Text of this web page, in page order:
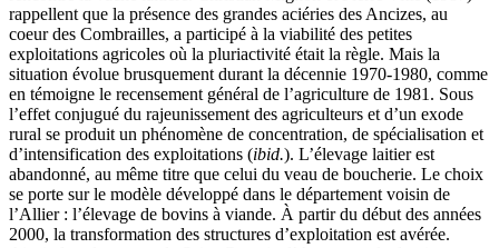
rappellent que la présence des grandes aciéries des Ancizes, au
coeur des Combrailles, a participé à la viabilité des petites
exploitations agricoles où la pluriactivité était la règle. Mais la
situation évolue brusquement durant la décennie 1970-1980, comme
en témoigne le recensement général de l’agriculture de 1981. Sous
l’effet conjugué du rajeunissement des agriculteurs et d’un exode
rural se produit un phénomène de concentration, de spécialisation et
d’intensification des exploitations (ibid.). L’élevage laitier est
abandonné, au même titre que celui du veau de boucherie. Le choix
se porte sur le modèle développé dans le département voisin de
l’Allier : l’élevage de bovins à viande. À partir du début des années
2000, la transformation des structures d’exploitation est avérée.